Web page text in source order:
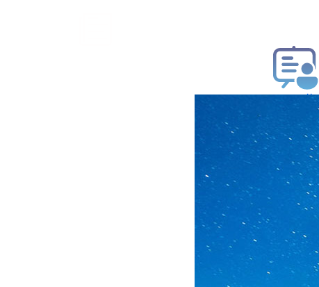
طلب فتوى
استعلام عن فتوى
حجز موعد
الفتوى الهاتفية